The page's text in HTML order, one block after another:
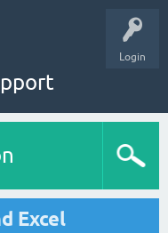
Login
Excel